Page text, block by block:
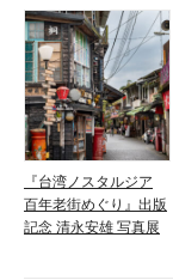
『台湾ノスタルジア
百年老街めぐり』出版
記念 清永安雄 写真展